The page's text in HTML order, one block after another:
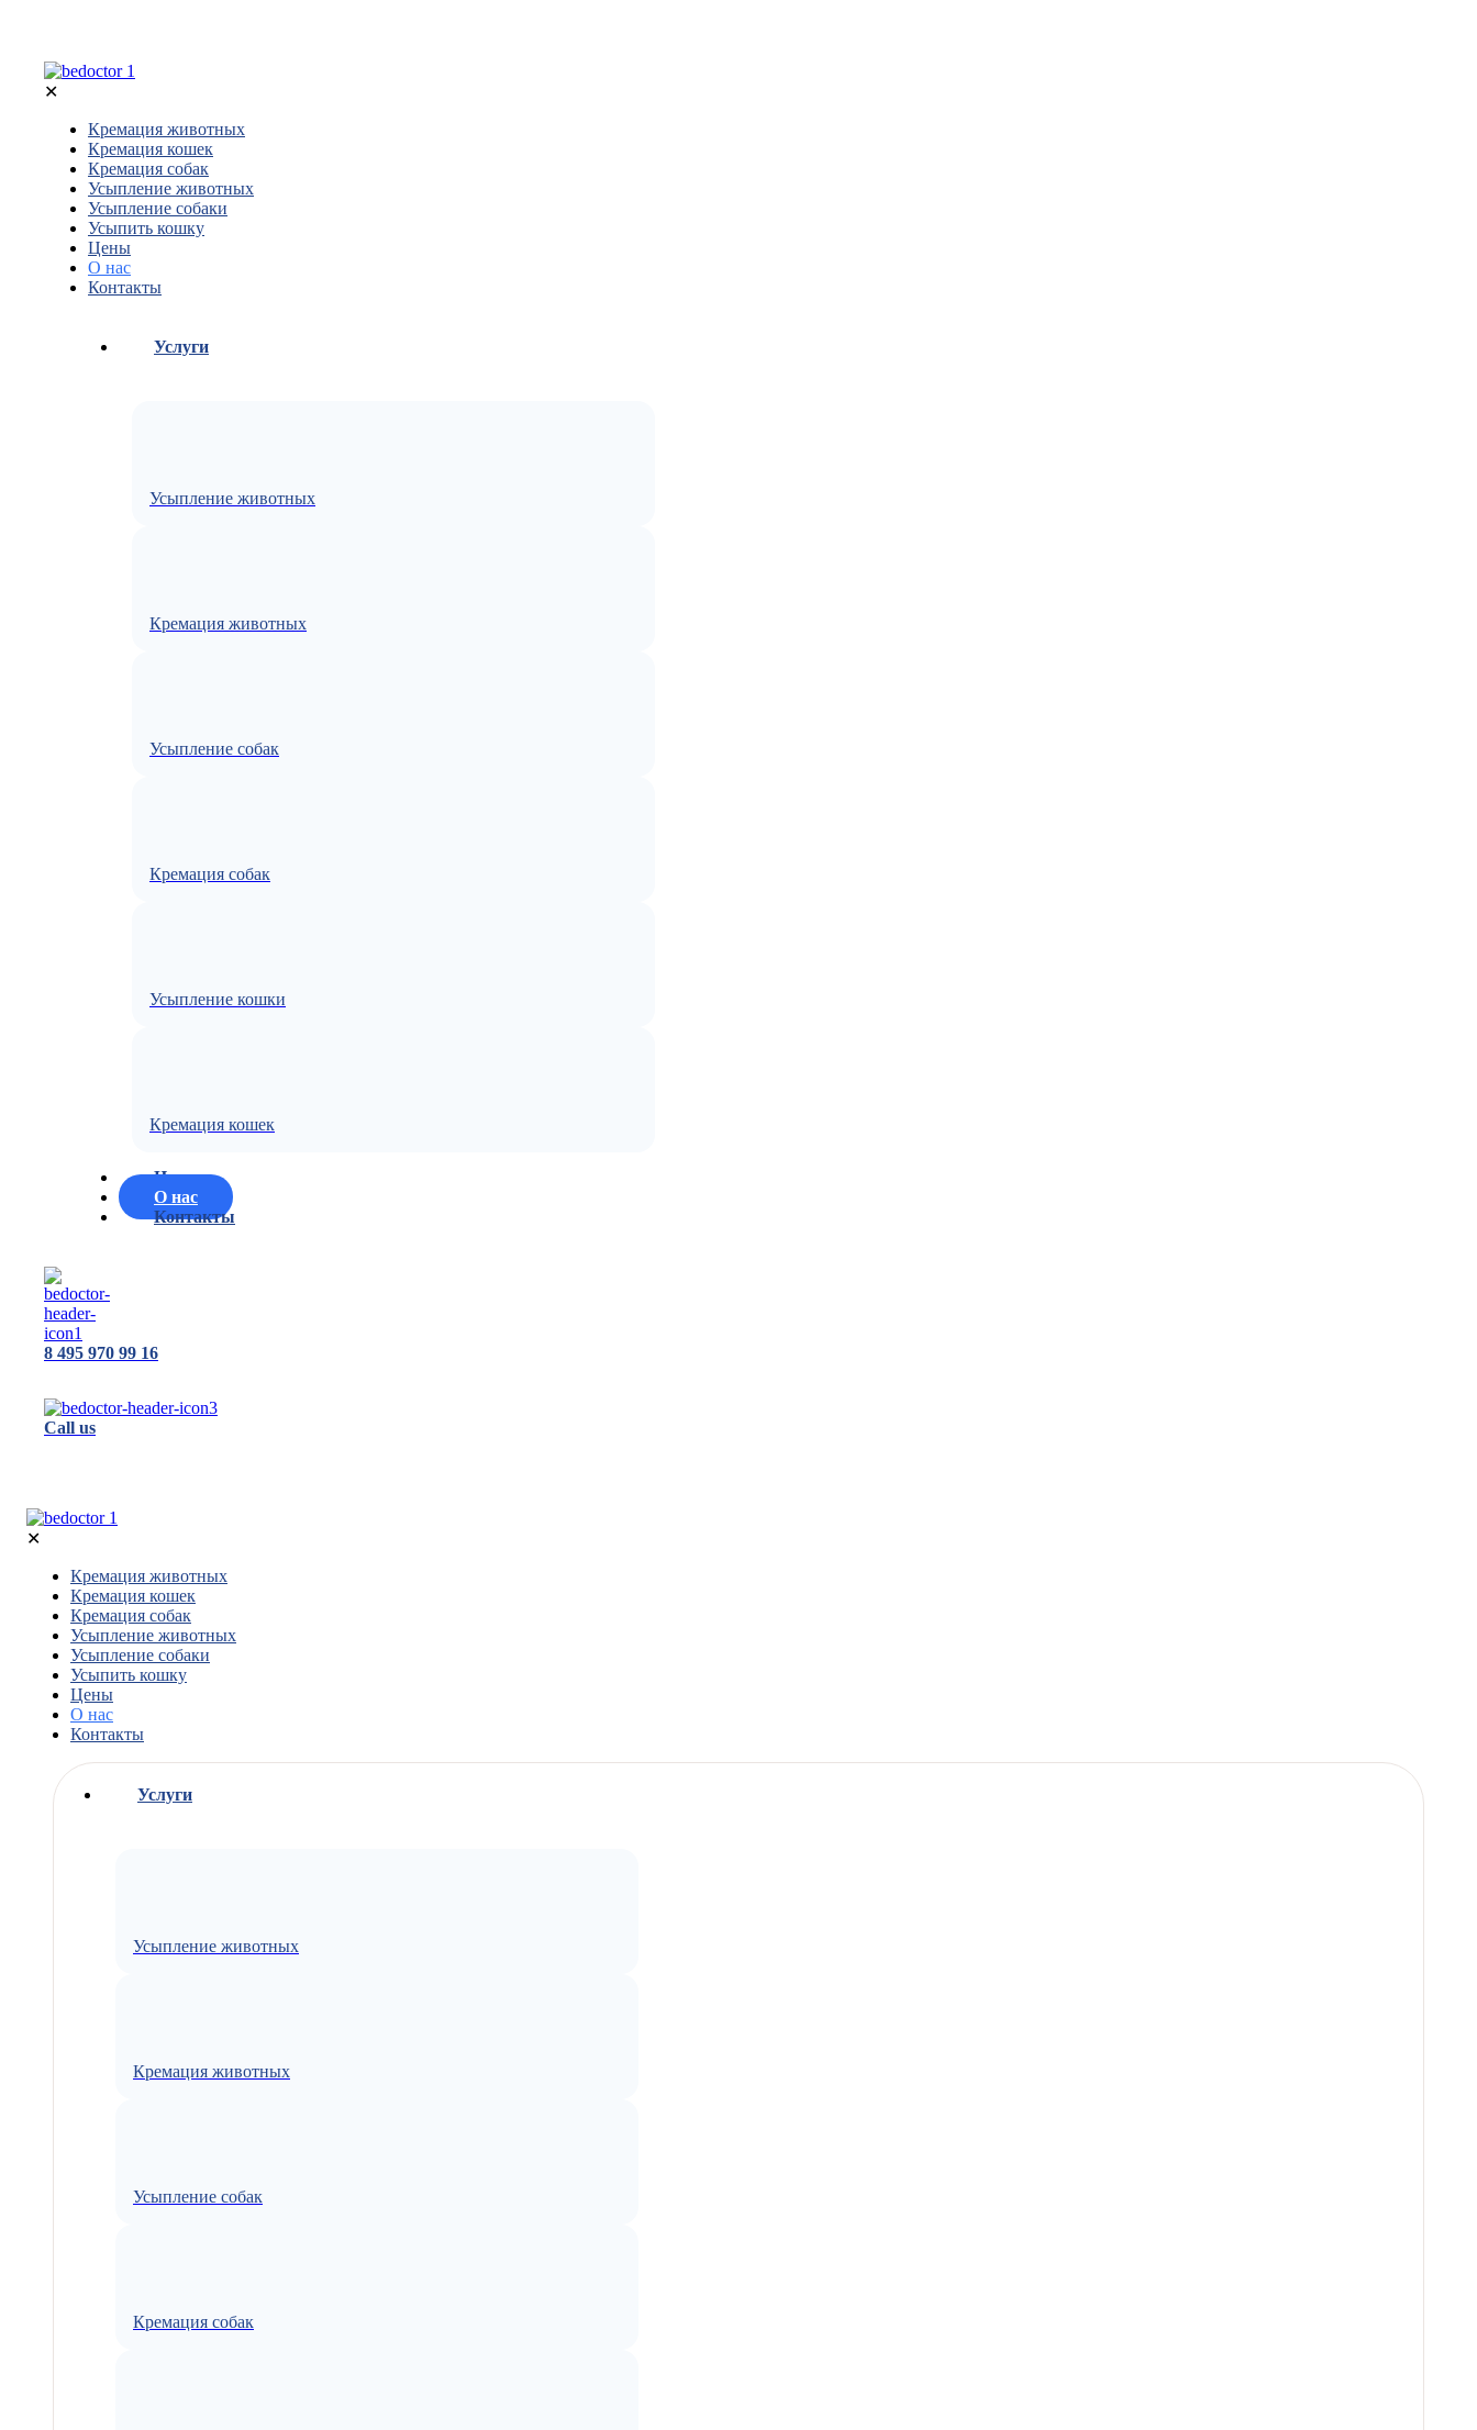
✕
Кремация животных
Кремация кошек
Кремация собак
Усыпление животных
Усыпление собаки
Усыпить кошку
Цены
О нас
Контакты
Услуги
Усыпление животных
Кремация животных
Усыпление собак
Кремация собак
Усыпление кошки
Кремация кошек
Цены
О нас
Контакты
8 495 970 99 16
Call us
✕
Кремация животных
Кремация кошек
Кремация собак
Усыпление животных
Усыпление собаки
Усыпить кошку
Цены
О нас
Контакты
Услуги
Усыпление животных
Кремация животных
Усыпление собак
Кремация собак